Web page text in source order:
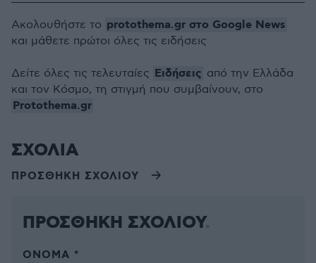
Ακολουθήστε το protothema.gr στο Google News
και μάθετε πρώτοι όλες τις ειδήσεις
Δείτε όλες τις τελευταίες Ειδήσεις από την Ελλάδα
και τον Κόσμο, τη στιγμή που συμβαίνουν, στο
Protothema.gr
ΣΧΟΛΙΑ
ΠΡΟΣΘΗΚΗ ΣΧΟΛΙΟΥ
ΠΡΟΣΘΗΚΗ ΣΧΟΛΙΟΥ
ΌΝΟΜΑ *